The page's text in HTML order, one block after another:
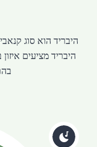
היבריד הוא סוג
היבריד מציעים